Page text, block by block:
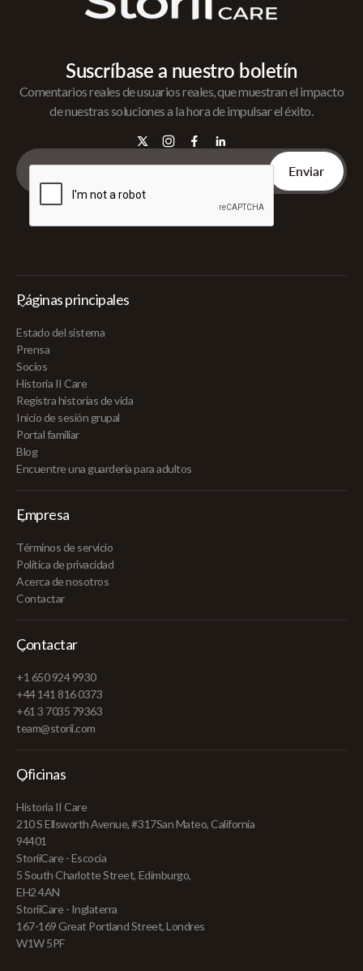
Suscríbase a nuestro boletín
Comentarios reales de usuarios reales, que muestran el impacto
de nuestras soluciones a la hora de impulsar el éxito.
Páginas principales
Estado del sistema
Prensa
Socios
Historia II Care
Registra historias de vida
Inicio de sesión grupal
Portal familiar
Blog
Encuentre una guardería para adultos
Empresa
Términos de servicio
Política de privacidad
Acerca de nosotros
Contactar
Contactar
+1 650 924 9930
+44 141 816 0373
+61 3 7035 79363
team@storii.com
Oficinas
Historia II Care
210 S Ellsworth Avenue, #317San Mateo, California
94401
StoriiCare - Escocia
5 South Charlotte Street, Edimburgo,
EH2 4AN
StoriiCare - Inglaterra
167-169 Great Portland Street, Londres
W1W 5PF